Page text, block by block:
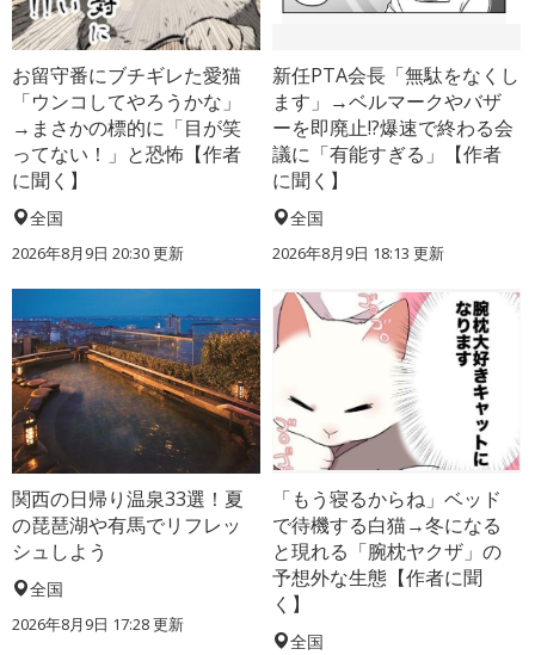
お留守番にブチギレた愛猫
「ウンコしてやろうかな」
→まさかの標的に「目が笑
ってない！」と恐怖【作者
に聞く】
全国
2026年8月9日 20:30更新
新任PTA会長「無駄をなくし
ます」→ベルマークやバザ
ーを即廃止!?爆速で終わる会
議に「有能すぎる」【作者
に聞く】
全国
2026年8月9日 18:13 更新
関西の日帰り温泉33選！夏
の琵琶湖や有馬でリフレッ
シュしよう
全国
2026年8月9日 17:28更新
「もう寝るからね」ベッド
で待機する白猫→冬になる
と現れる「腕枕ヤクザ」の
予想外な生態【作者に聞
く】
全国